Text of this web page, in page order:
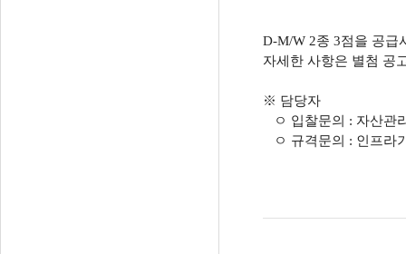
D-M/W 2종 3점을 공급
자세한 사항은 별첨 공
※ 담당자
ㅇ 입찰문의 : 자산
ㅇ 규격문의 : 인프라